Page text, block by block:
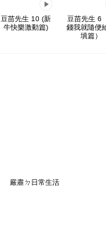
豆苗先生 10 (新
牛快樂激動篇)
豆苗先生 6
錢我就隨便
填篇）
嚴肅ㄉ日常生活